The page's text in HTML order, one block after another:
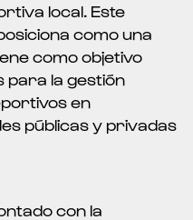
local. Este
como una
como objetivo
para la gestión
en
públicas y privadas
con la